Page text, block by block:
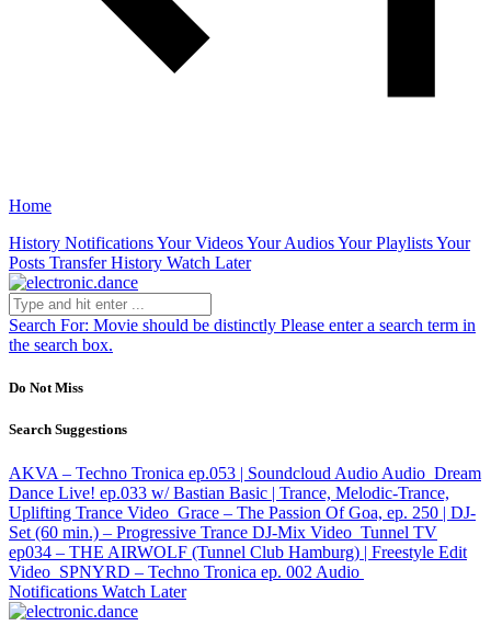
Home
History NotificationsYour VideosYour AudiosYour PlaylistsYour
Posts Transfer History Watch Later
Search For: Movie should be distinctly Please enter a search term in
the search box.
Do Not Miss
Search Suggestions
AKVA – Techno Tronica ep.053 | Soundcloud Audio Audio Dream
Dance Live! ep.033 w/ Bastian Basic | Trance, Melodic-Trance,
Uplifting Trance Video Grace – The Passion Of Goa, ep. 250 | DJ-
Set (60 min.) – Progressive Trance DJ-Mix Video Tunnel TV
ep034 – THE AIRWOLF (Tunnel Club Hamburg) | Freestyle Edit
Video SPNYRD – Techno Tronica ep. 002 Audio
Notifications Watch Later